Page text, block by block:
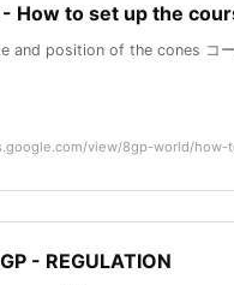
How to set up the
and position of the cones コ
view/8gp-world/
- REGULATION